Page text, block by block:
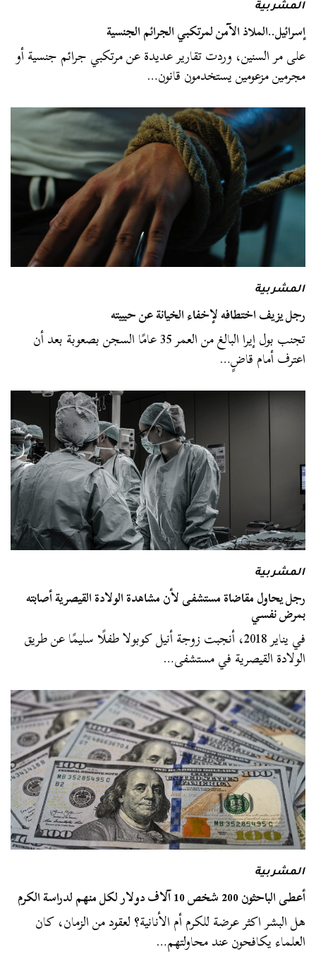
المشربية
إسرائيل..الملاذ الآمن لمرتكبي الجرائم الجنسية
على مر السنين، وردت تقارير عديدة عن مرتكبي جرائم جنسية أو
مجرمين مزعومين يستخدمون قانون…
المشربية
رجل يزيف اختطافه لإخفاء الخيانة عن حبيبته
تجنب بول إيرا البالغ من العمر 35 عامًا السجن بصعوبة بعد أن
اعترف أمام قاضٍ…
المشربية
رجل يحاول مقاضاة مستشفى لأن مشاهدة الولادة القيصرية أصابته
بمرض نفسي
في يناير 2018، أنجبت زوجة أنيل كوبولا طفلًا سليمًا عن طريق
الولادة القيصرية في مستشفى…
المشربية
أعطى الباحثون 200 شخص 10 آلاف دولار لكل منهم لدراسة الكرم
هل البشر اكثر عرضة للكرم أم الأنانية؟ لعقود من الزمان، كان
العلماء يكافحون عند محاولتهم…